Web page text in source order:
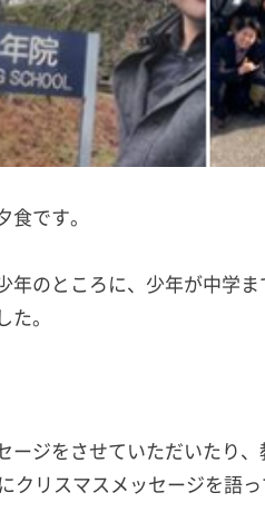
です。
のところに、少年が中学
。
ジをさせていただいたり
クリスマスメッセージを語